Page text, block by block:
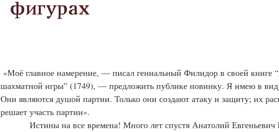
фигурах
шахматной игры” (1749), — предложить публике новинку. Я имею в
Они являются душой партии. Только они создают атаку и защиту; их
решает участь партии».